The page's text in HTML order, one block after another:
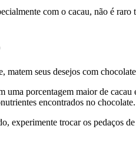
com o cacau, não é
matem seus desejos com
porcentagem maior de
encontrados no
experimente trocar os pedaços